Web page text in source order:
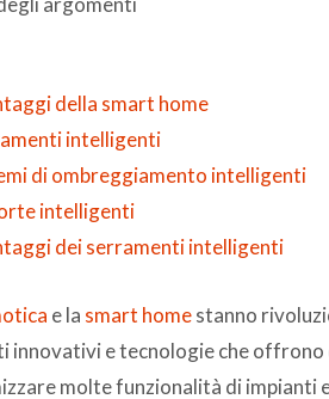
della smart home
intelligenti
di ombreggiamento intelligenti
intelligenti
dei serramenti intelligenti
e la smart homestanno
innovativi e tecnologie che
molte funzionalità di impianti